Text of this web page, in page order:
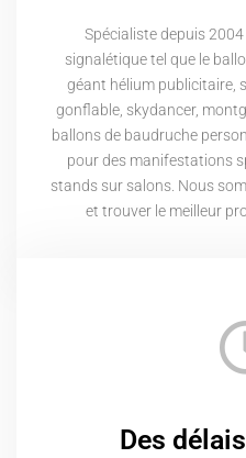
Spécialiste depuis
signalétique tel que le
géant hélium publicitaire,
gonflable, skydancer,
ballons de baudruche
pour des manifestations
stands sur salons. Nous
et trouver le meilleur
Des